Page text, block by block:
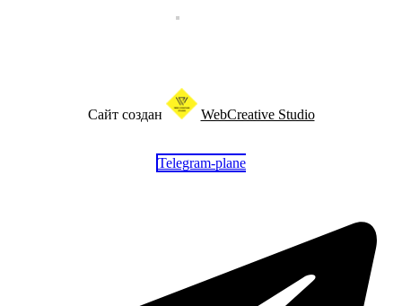
Сайт создан WebCreative Studio
Telegram-plane